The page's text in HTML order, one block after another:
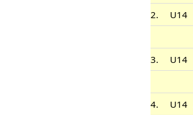
2.
U14
3.
U14
4.
U14